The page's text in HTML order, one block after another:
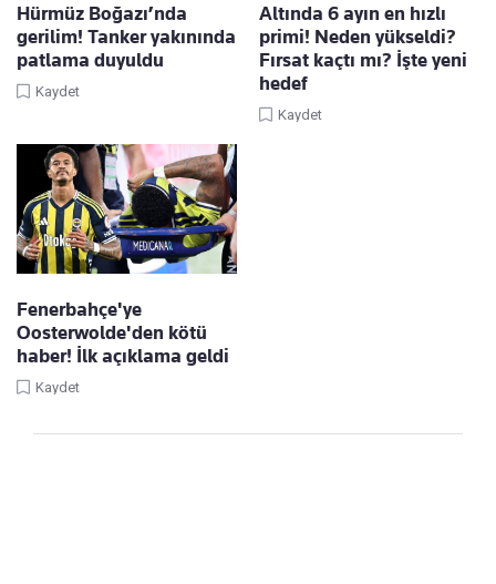
Hürmüz Boğazı’nda
gerilim! Tanker yakınında
patlama duyuldu
Kaydet
Altında 6 ayın en hızlı
primi! Neden yükseldi?
Fırsat kaçtı mı? İşte yeni
hedef
Kaydet
Fenerbahçe'ye
Oosterwolde'den kötü
haber! İlk açıklama geldi
Kaydet